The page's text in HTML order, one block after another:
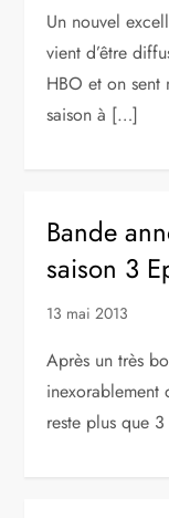
Un nouvel
vient d’être
HBO et on sent
saison à […]
Bande
saison 3
13 mai 2013
Après un très
reste plus que